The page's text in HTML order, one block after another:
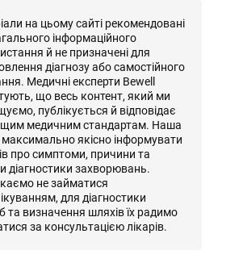
на цьому сайті рекомендовані
інформаційного
й не призначені для
діагнозу або самостійного
Медичні експерти Bewell
що весь контент, який ми
публікується й відповідає
медичним стандартам. Наша
максимально якісно інформувати
про симптоми, причини та
діагностики захворювань.
не займатися
для діагностики
та визначення шляхів їх радимо
за консультацією лікарів.